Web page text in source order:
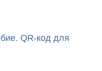
QR-код для